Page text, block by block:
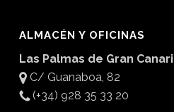
ALMACÉN Y OFICINAS
Las Palmas de Gran
C/ Guanaboa, 82
(+34) 928 35 33 20